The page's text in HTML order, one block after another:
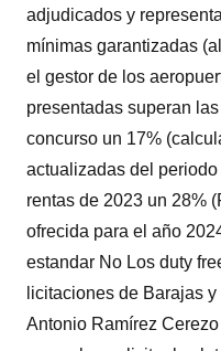
adjudicados y
mínimas garantizadas
el gestor de los
presentadas superan
concurso un 17%
actualizadas del
rentas de 2023 un 28%
ofrecida para el año
estandar No Los duty
licitaciones de Barajas
Antonio Ramírez